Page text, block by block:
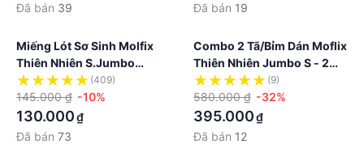
Đã bán 39
Đã bán 19
Miếng Lót Sơ Sinh Molfix
Thiên Nhiên S.Jumbo
Newborn 1 -Gói 90+10M
(409)
145.000 ₫ -10%
130.000₫
Đã bán 73
Combo 2 Tã/bỉm Dán Moflix
Thiên Nhiên Jumbo S - 2
Gói, 120 Miếng
(9)
580.000 ₫ -32%
395.000₫
Đã bán 12